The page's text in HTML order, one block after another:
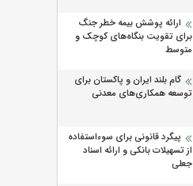
ارائه پوشش بیمه خطر جنگ
برای تقویت بنگاه‌های کوچک و
متوسط
گام بلند ایران و پاکستان برای
توسعه همکاری‌های معدنی
پیگرد قانونی برای سوءاستفاده
از تسهیلات بانکی و ارائه اسناد
جعلی